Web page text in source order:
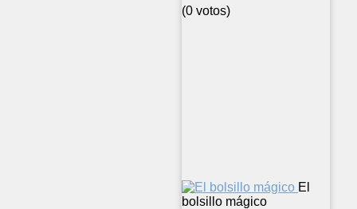
(0 votos)
El
bolsillo mágico